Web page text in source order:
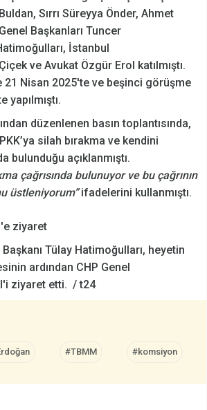
Sırrı Süreyya Önder, Ahmet
Başkanları Tuncer
İstanbul
ve Avukat Özgür Erol katılmıştı.
21 Nisan 2025'te ve beşinci görüşme
yapılmıştı.
düzenlenen basın toplantısında,
silah bırakma ve kendini
bulunduğu açıklanmıştı.
çağrısında bulunuyor ve bu çağrının
üstleniyorum”ifadelerini kullanmıştı.
ziyaret
Tülay Hatimoğulları, heyetin
ardından CHP Genel
ziyaret etti. / t24
#TBMM #komsiyon